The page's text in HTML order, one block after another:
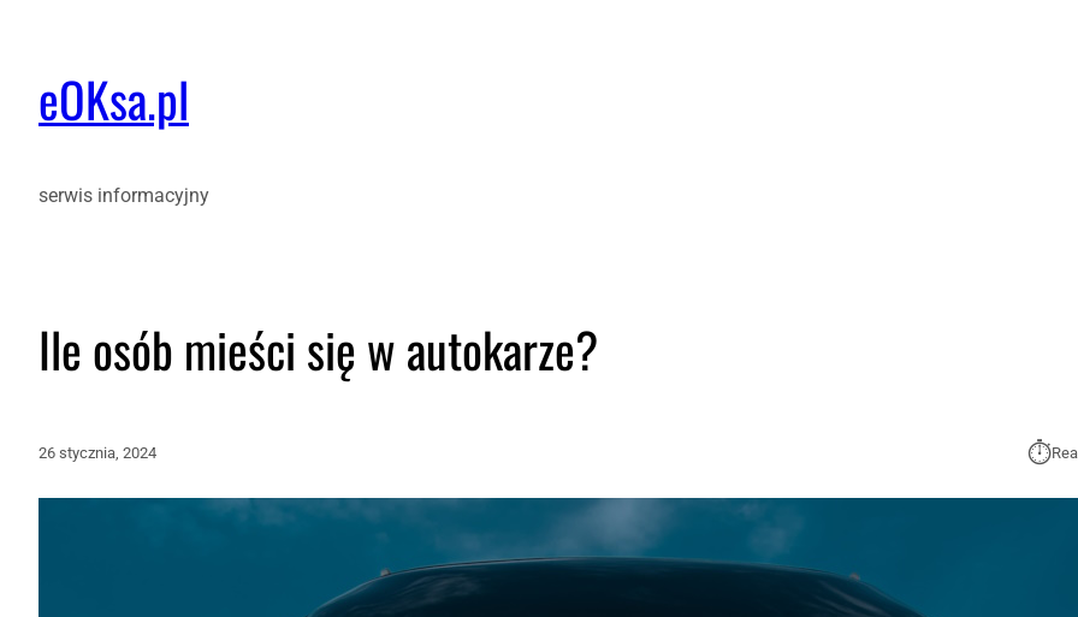
eOKsa.pl
serwis informacyjny
Ile osób mieści się w autokarze?
26 stycznia, 2024 ⏱︎